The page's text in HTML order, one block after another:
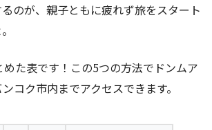
のが、親子ともに疲れず旅をスタート
た表です！この5つの方法でドンムア
コク市内までアクセスできます。